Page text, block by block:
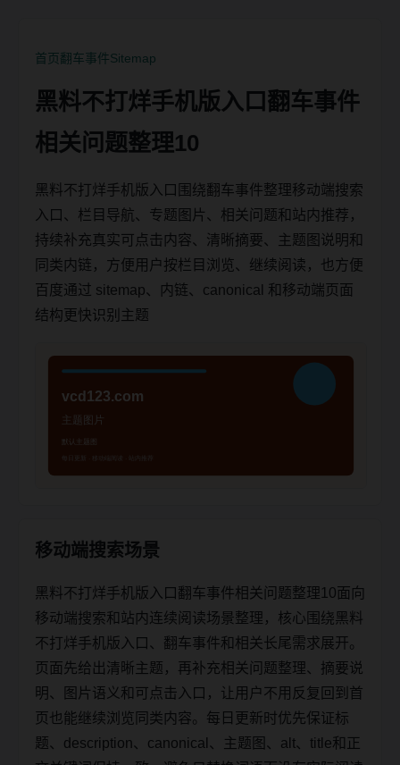
首页翻车事件Sitemap
黑料不打烊手机版入口翻车事件
相关问题整理10
黑料不打烊手机版入口围绕翻车事件整理移动端搜索
入口、栏目导航、专题图片、相关问题和站内推荐，
持续补充真实可点击内容、清晰摘要、主题图说明和
同类内链，方便用户按栏目浏览、继续阅读，也方便
百度通过 sitemap、内链、canonical 和移动端页面
结构更快识别主题
移动端搜索场景
黑料不打烊手机版入口翻车事件相关问题整理10面向
移动端搜索和站内连续阅读场景整理，核心围绕黑料
不打烊手机版入口、翻车事件和相关长尾需求展开。
页面先给出清晰主题，再补充相关问题整理、摘要说
明、图片语义和可点击入口，让用户不用反复回到首
页也能继续浏览同类内容。每日更新时优先保证标
题、description、canonical、主题图、alt、title和正